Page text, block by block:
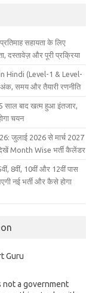
सहायता के लिए
दस्तावेज़ और पूरी प्रक्रिया
Hindi (Level-1 & Level-
अंक, समय और तैयारी रणनीति
साल बाद खत्म हुआ इंतजार,
चयन
जुलाई 2026 से मार्च 2027
देखें Month Wise भर्ती कैलेंडर
8वीं, 10वीं और 12वीं पास
नई भर्ती और कैसे होगा
Guru
not a government